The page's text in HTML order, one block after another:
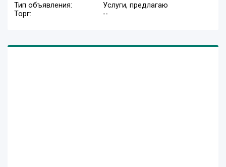
Тип объявления:
Услуги, предлагаю
Торг:
--